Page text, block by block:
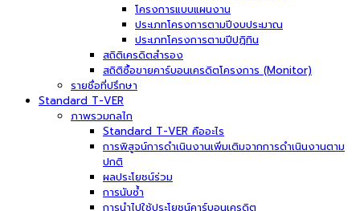
โครงการแบบแผนงาน
ประเภทโครงการตามปีงบประมาณ
ประเภทโครงการตามปีปฏิทิน
สถิติเครดิตสำรอง
สถิติซื้อขายคาร์บอนเครดิตโครงการ (Monitor)
รายชื่อที่ปรึกษา
Standard T-VER
ภาพรวมกลไก
Standard T-VER คืออะไร
การพิสูจน์การดำเนินงานเพิ่มเติมจากการดำเนินงานตาม
ปกติ
ผลประโยชน์ร่วม
การนับซ้ำ
การนำไปใช้ประโยชน์คาร์บอนเครดิต